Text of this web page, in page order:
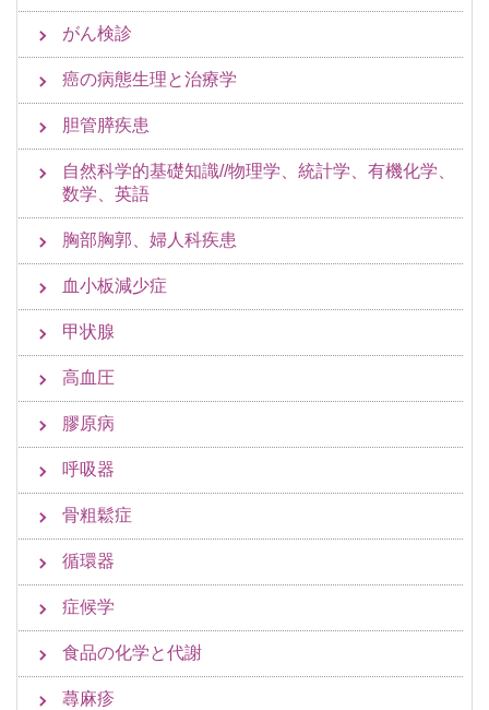
がん検診
癌の病態生理と治療学
胆管膵疾患
自然科学的基礎知識//物理学、統計学、有機化学、
数学、英語
胸部胸郭、婦人科疾患
血小板減少症
甲状腺
高血圧
膠原病
呼吸器
骨粗鬆症
循環器
症候学
食品の化学と代謝
蕁麻疹